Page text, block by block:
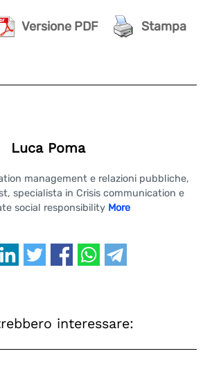
Versione PDF Stampa
Luca Poma
management e relazioni pubbliche,
specialista in Crisis communication e
social responsibility More
interessare: